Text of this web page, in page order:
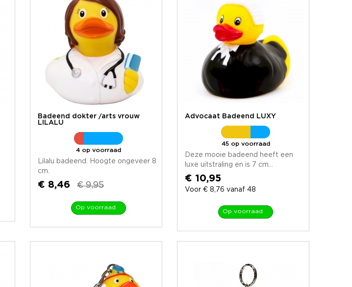
Badeend dokter /arts vrouw
LILALU
4 op voorraad
Lilalu badeend. Hoogte ongeveer 8
cm.
€ 8,46 € 9,95
Op voorraad
Advocaat Badeend LUXY
45 op voorraad
Deze mooie badeend heeft een
luxe uitstraling en is 7 cm...
€ 10,95
Voor € 8,76 vanaf 48
Op voorraad